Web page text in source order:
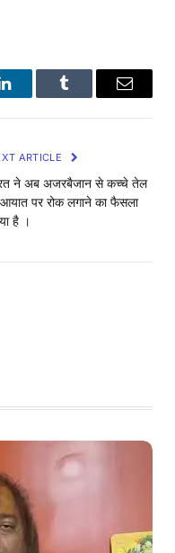
LinkedInTumblr Email
ARTICLE
ने अब अजरबैजान से कच्चे तेल
पर रोक लगाने का फैसला
है ।